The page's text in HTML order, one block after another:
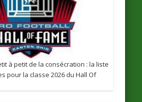
à petit de la consécration : la liste
pour la classe 2026 du Hall Of